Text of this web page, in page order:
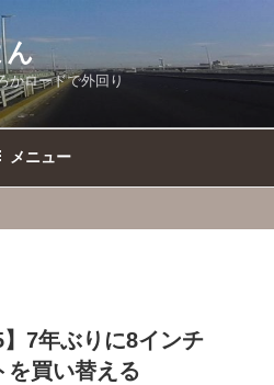
ん
かロードで外回り
メニュー
7年ぶりに8インチ
買い替える